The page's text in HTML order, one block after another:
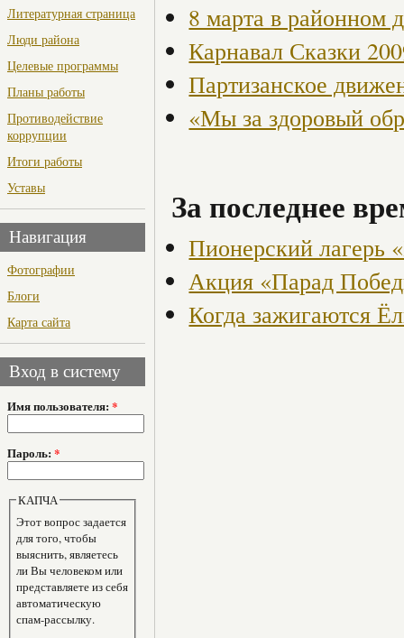
Литературная страница
Люди района
Целевые программы
Планы работы
Противодействие
коррупции
Итоги работы
Уставы
Навигация
Фотографии
Блоги
Карта сайта
Вход в систему
Имя пользователя: *
Пароль: *
КАПЧА
Этот вопрос задается
для того, чтобы
выяснить, являетесь
ли Вы человеком или
представляете из себя
автоматическую
спам-рассылку.
8 марта в районном
Карнавал Сказки
Партизанское
«Мы за здоровый
За последнее
Пионерский лагерь
Акция «Парад
Когда зажигаются